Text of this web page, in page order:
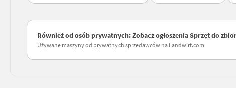
Również od osób prywatnych: Zobacz ogłoszenia Sprzęt do
Używane maszyny od prywatnych sprzedawców na Landwirt.com